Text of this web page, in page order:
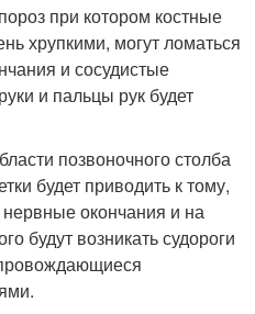
при котором костные
хрупкими, могут ломаться
и сосудистые
и пальцы рук будет
позвоночного столба
будет приводить к тому,
нервные окончания и на
будут возникать судороги